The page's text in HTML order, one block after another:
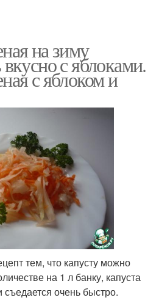
на зиму
с яблоками.
с яблоком и
тем, что капусту можно
на 1 л банку, капуста
съедается очень быстро.